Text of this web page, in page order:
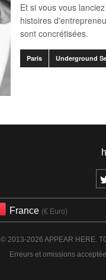
Et si vous vous
histoires
sont concrétisées.
Paris Underground
France (€ Euro)
© 2013-2026 APPEAR HERE.
Erreurs et omissions